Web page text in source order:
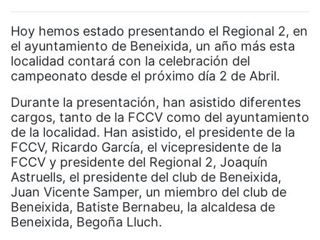
Hoy hemos estado presentando el Regional 2, en
el ayuntamiento de Beneixida, un año más esta
localidad contará con la celebración del
campeonato desde el próximo día 2 de Abril.
Durante la presentación, han asistido diferentes
cargos, tanto de la FCCV como del ayuntamiento
de la localidad. Han asistido, el presidente de la
FCCV, Ricardo García, el vicepresidente de la
FCCV y presidente del Regional 2, Joaquín
Astruells, el presidente del club de Beneixida,
Juan Vicente Samper, un miembro del club de
Beneixida, Batiste Bernabeu, la alcaldesa de
Beneixida, Begoña Lluch.